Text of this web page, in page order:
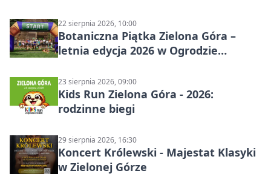
22 sierpnia 2026, 10:00
Botaniczna Piątka Zielona Góra –
letnia edycja 2026 w Ogrodzie
23 sierpnia 2026, 09:00
Kids Run Zielona Góra - 2026:
rodzinne biegi
29 sierpnia 2026, 16:30
Koncert Królewski - Majestat Klasyki
w Zielonej Górze